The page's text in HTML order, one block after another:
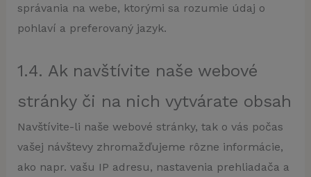
správania na webe, ktorými sa rozumie údaj o
pohlaví a preferovaný jazyk.
1.4. Ak navštívite naše webové
stránky či na nich vytvárate obsah
Navštívite-li naše webové stránky, tak o vás počas
vašej návštevy zhromažďujeme rôzne informácie,
ako napr. vašu IP adresu, nastavenia prehliadača a